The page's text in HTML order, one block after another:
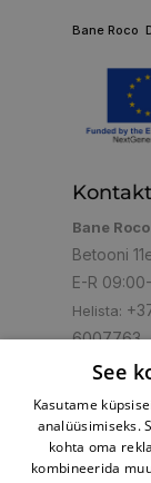
Bane Roco
Bane
Betooni
E-R
Helista:
6007763,
E-post:
See
Kasutame
analüüsimiseks.
kohta oma
kombineerida